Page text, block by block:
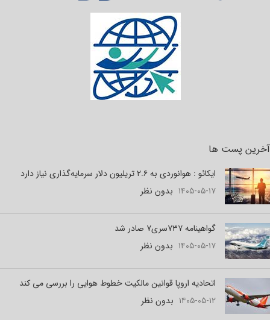
آخرین پست ها
ایکائو : هوانوردی به ۲.۶ تریلیون دلار سرمایه‌گذاری نیاز دارد
۱۴۰۵-۰۵-۱۷ بدون نظر
گواهینامه ۷۳۷سری۷ صادر شد
۱۴۰۵-۰۵-۱۷ بدون نظر
اتحادیه اروپا قوانین مالکیت خطوط هوایی را بررسی می کند
۱۴۰۵-۰۵-۱۲ بدون نظر